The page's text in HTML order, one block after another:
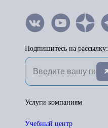
Подпишитесь на рассылку:
Услуги компаниям
Учебный центр